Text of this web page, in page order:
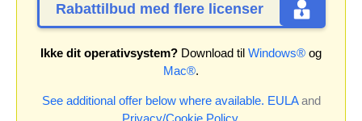
Rabattilbud med flere licenser
Ikke dit operativsystem? Download til Windows® og
Mac®.
See additional offer below where available. EULAand
Privacy/Cookie Policy.